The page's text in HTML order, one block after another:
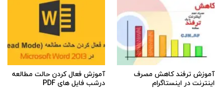
آموزش ترفند کاهش مصرف
اینترنت در اینستاگرام
آموزش فعال کردن حالت مطالعه
درشب فایل های PDF